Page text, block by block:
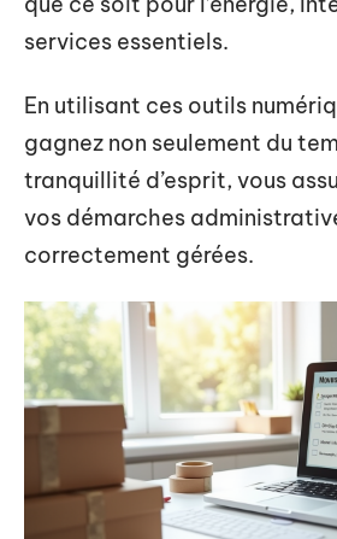
services essentiels.
En utilisant ces outils
gagnez non seulement du
tranquillité d’esprit, vous
vos démarches
correctement gérées.